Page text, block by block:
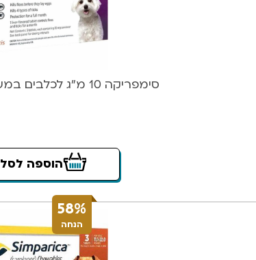
סימפריקה 10 מ”ג לכלבים במשקל 2.5-5 ק”ג
הוספה לסל
58%
הנחה